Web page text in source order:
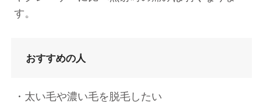
す。
おすすめの人
・太い毛や濃い毛を脱毛したい